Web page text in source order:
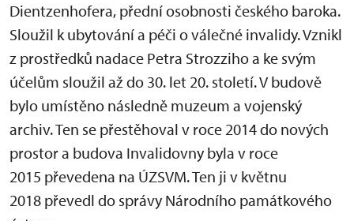
Dientzenhofera, přední osobnosti českého baroka.
Sloužil k ubytování a péči o válečné invalidy. Vznikl
z prostředků nadace Petra Strozziho a ke svým
účelům sloužil až do 30. let 20. století. V budově
bylo umístěno následně muzeum a vojenský
archiv. Ten se přestěhoval v roce 2014 do nových
prostor a budova Invalidovny byla v roce
2015 převedena na ÚZSVM. Ten ji v květnu
2018 převedl do správy Národního památkového